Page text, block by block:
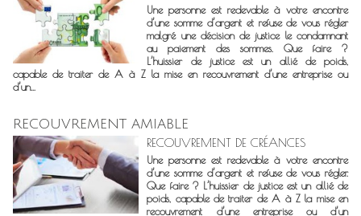
Une personne est redevable à votre encontre
d’une somme d’argent et refuse de vous régler
malgré une décision de justice le condamnant
au paiement des sommes. Que faire ?
L’huissier de justice est un allié de poids,
capable de traiter de A à Z la mise en recouvrement d’une entreprise ou
d’un...
RECOUVREMENT AMIABLE
RECOUVREMENT DE CRÉANCES
Une personne est redevable à votre encontre
d’une somme d’argent et refuse de vous régler.
Que faire ? L’huissier de justice est un allié de
poids, capable de traiter de A à Z la mise en
recouvrement d’une entreprise ou d’un